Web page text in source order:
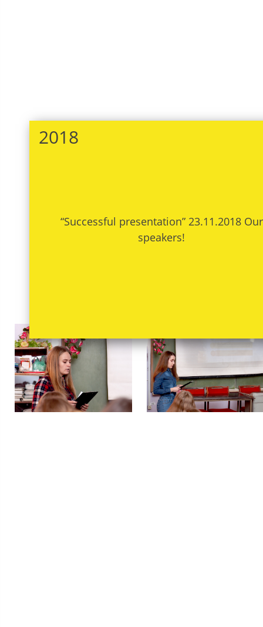
2018
“Successful presentation” 23.11.2018 Our
speakers!